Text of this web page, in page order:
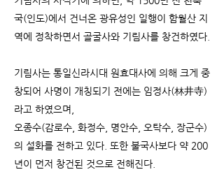
국(인도)에서 건너온 광유성인 일행이 함월산 지
역에 정착하면서 골굴사와 기림사를 창건하였다.
기림사는 통일신라시대 원효대사에 의해 크게 중
창되어 사명이 개칭되기 전에는 임정사(林井寺)
라고 하였으며,
오종수(감로수, 화정수, 명안수, 오탁수, 장군수)
의 설화를 전하고 있다. 또한 불국사보다 약 200
년이 먼저 창건된 것으로 전해진다.